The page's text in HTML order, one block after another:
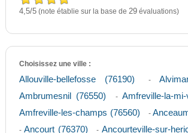
4,5/5(note établie sur la base de 29évaluations)
Choisissez une ville :
Allouville-bellefosse (76190) -
Ambrumesnil (76550) - Amfreville-la-
Amfreville-les-champs (76560) -
-Ancourt (76370) -Ancourteville-sur-